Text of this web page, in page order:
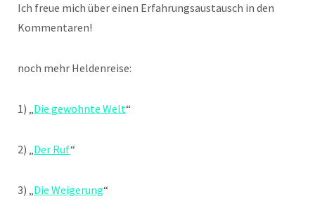
Ich freue mich über einen Erfahrungsaustausch in den
Kommentaren!
noch mehr Heldenreise:
1) „Die gewohnte Welt“
2) „Der Ruf“
3) „Die Weigerung“